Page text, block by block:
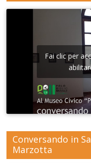
Fai clic per
Conversando in
Marzotta